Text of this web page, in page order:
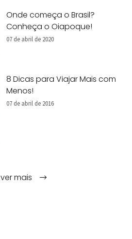
Onde começa o Brasil?
Conheça o Oiapoque!
07 de abril de 2020
8 Dicas para Viajar Mais com
Menos!
07 de abril de 2016
ver mais